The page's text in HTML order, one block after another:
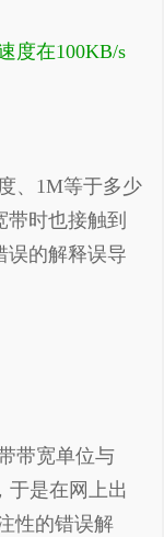
度在100KB/s
、1M等于多少
时也接触到
误的解释误导
带宽单位与
于是在网上出
性的错误解